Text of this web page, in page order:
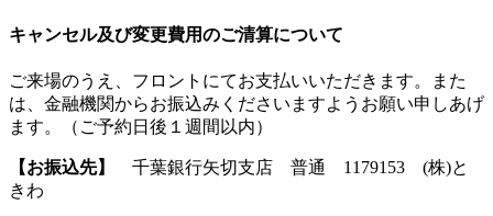
キャンセル及び変更費用のご清算について
ご来場のうえ、フロントにてお支払いいただきます。また
は、金融機関からお振込みくださいますようお願い申しあげ
ます。（ご予約日後１週間以内）
【お振込先】
千葉銀行矢切支店 普通 1179153 (株)と
きわ